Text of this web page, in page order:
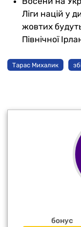
Ліги націй у
жовтих
Північної
Тарас Михалик
бонус